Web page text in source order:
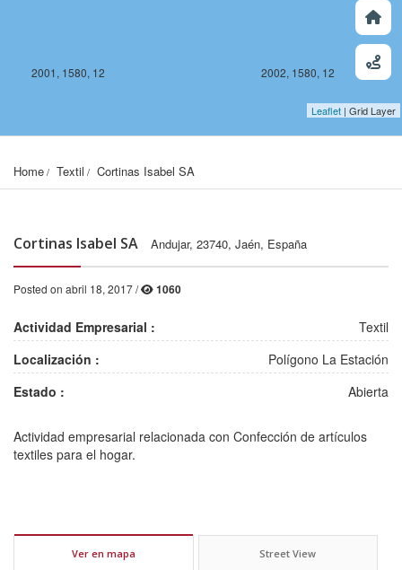
2001, 1580, 12 2002, 1580, 12
Leaflet | Grid Layer
Home Textil Cortinas Isabel SA
Cortinas Isabel SA Andujar, 23740, Jaén, España
Posted on abril 18, 2017 / 1060
Actividad Empresarial :
Textil
Localización :
Polígono La Estación
Estado :
Abierta
Actividad empresarial relacionada con Confección de artículos
textiles para el hogar.
Ver en mapa Street View